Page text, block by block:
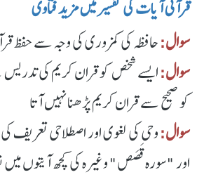
قرآنی آیات کی تفسیر میں مزید فتاوی
سوال:حافظہ کی کمزوری کی وجہ سے حفظ
سوال:ایسے شخص کو قران کریم کی
کو صحیح سے قران کریم پڑھنا نہیں آتا
سوال:وحی کی لغوی اور اصطلاحی تعریف
اور "سورہ قَصَص" وغیرہ کی کچھ آیتوں